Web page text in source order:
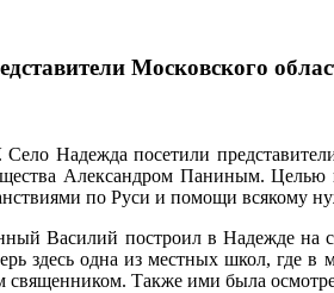
Московского
посетили представители
Александром Паниным.
по Руси и помощи всякому
Василий построил в Надежде на
здесь одна из местных школ, где в
Также ими была